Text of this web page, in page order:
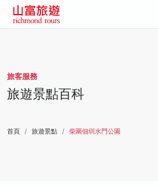
旅客服務
旅遊景點百科
首頁 旅遊景點 柴圍佃圳水門公園